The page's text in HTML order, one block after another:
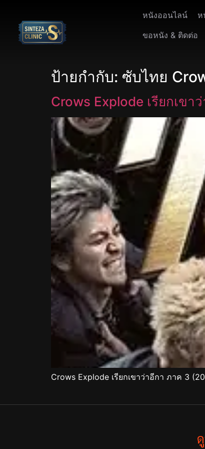
หนังออนไลน์ ห
ขอหนัง & ติดต่อ
ป้ายกำกับ: ซับไทย
Crows Explode เรียกเขา
Crows Explode เรียกเขาว่าอีกา ภาค 3